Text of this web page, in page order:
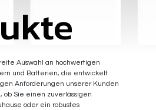
Auswahl an hochwertigen
und Batterien, die entwickelt
Anforderungen unserer Kunden
ob Sie einen zuverlässigen
oder ein robustes